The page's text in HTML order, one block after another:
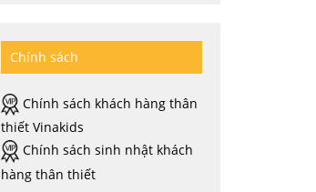
Chính sách
Chính sách khách hàng thân
thiết Vinakids
Chính sách sinh nhật khách
hàng thân thiết